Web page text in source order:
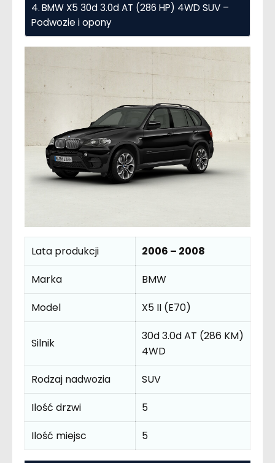
BMW X5 30d 3.0d AT (286 HP) 4WD SUV –
Podwozie i opony
Lata produkcji
2006 – 2008
Marka
BMW
Model
X5 II (E70)
Silnik
30d 3.0d AT (286 KM)
4WD
Rodzaj nadwozia
SUV
Ilość drzwi
5
Ilość miejsc
5